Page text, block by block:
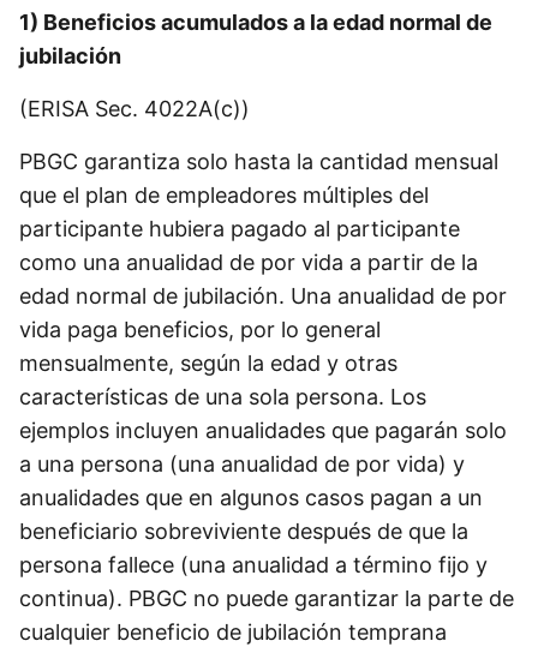
1) Beneficios acumulados a la edad normal de
jubilación
(ERISA Sec. 4022A(c))
PBGC garantiza solo hasta la cantidad mensual
que el plan de empleadores múltiples del
participante hubiera pagado al participante
como una anualidad de por vida a partir de la
edad normal de jubilación. Una anualidad de por
vida paga beneficios, por lo general
mensualmente, según la edad y otras
características de una sola persona. Los
ejemplos incluyen anualidades que pagarán solo
a una persona (una anualidad de por vida) y
anualidades que en algunos casos pagan a un
beneficiario sobreviviente después de que la
persona fallece (una anualidad a término fijo y
continua). PBGC no puede garantizar la parte de
cualquier beneficio de jubilación temprana